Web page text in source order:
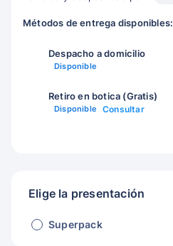
Métodos de entrega disponibles:
Despacho a domicilio
Disponible
Retiro en botica (Gratis)
Disponible Consultar
Elige la presentación
Superpack